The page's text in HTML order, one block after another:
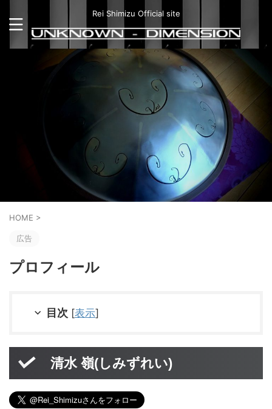
Rei Shimizu Official site
HOME >
広告
プロフィール
目次 [表示]
清水 嶺(しみずれい)